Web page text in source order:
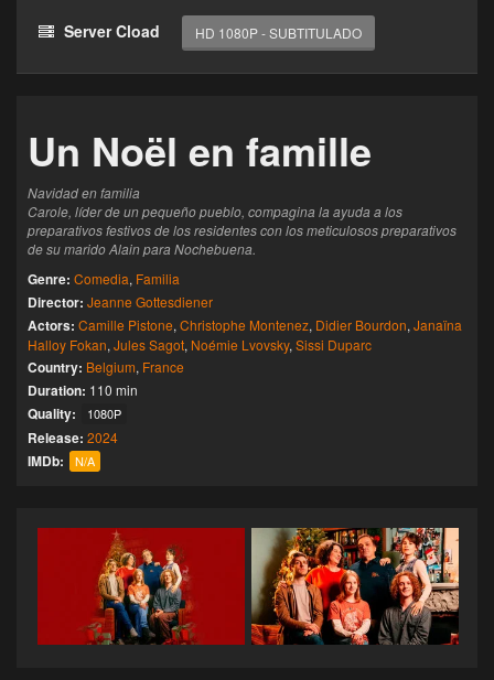
Clic 1 - Abrir primer enlace
Server Cload HD 1080P - SUBTITULADO
Un Noël en famille
Navidad en familia
Carole, líder de un pequeño pueblo, compagina la ayuda a los
preparativos festivos de los residentes con los meticulosos preparativos
de su marido Alain para Nochebuena.
Genre: Comedia, Familia
Director: Jeanne Gottesdiener
Actors: Camille Pistone, Christophe Montenez, Didier Bourdon, Janaïna
Halloy Fokan, Jules Sagot, Noémie Lvovsky, Sissi Duparc
Country: Belgium, France
Duration: 110 min
Quality: 1080P
Release: 2024
IMDb: N/A